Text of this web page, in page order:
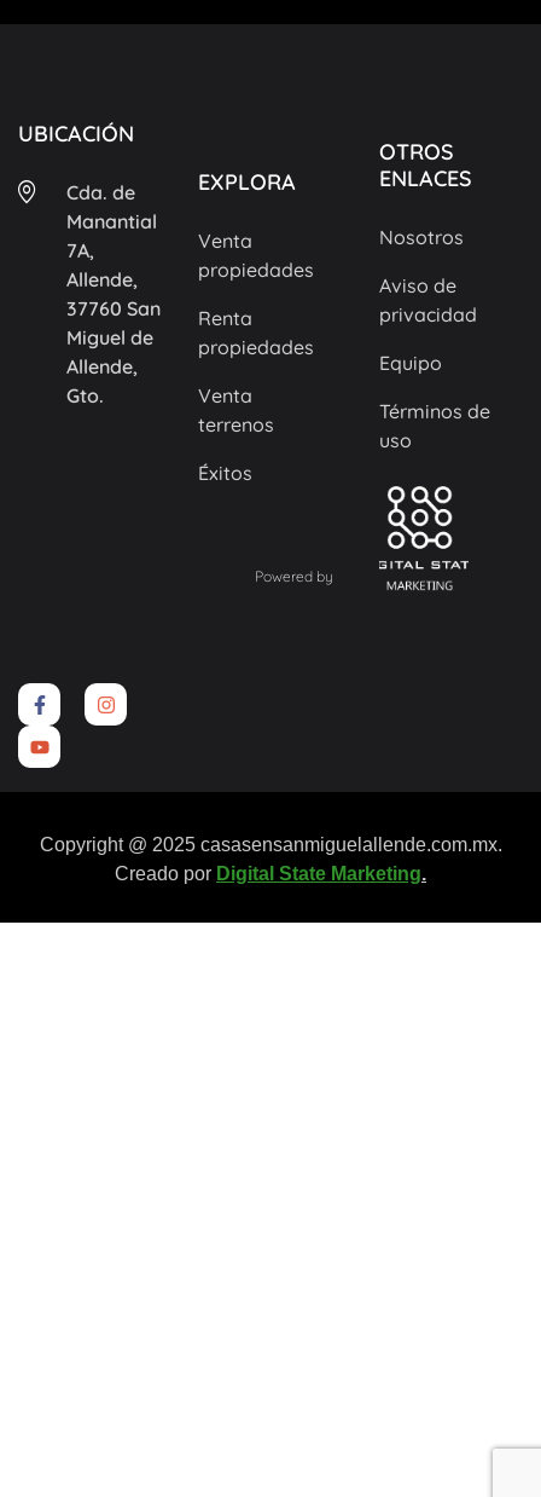
UBICACIÓN
Cda. de
Manantial
7A,
Allende,
37760 San
Miguel de
Allende,
Gto.
EXPLORA
Venta
propiedades
Renta
propiedades
Venta
terrenos
Éxitos
Powered by
OTROS
ENLACES
Nosotros
Aviso de
privacidad
Equipo
Términos de
uso
Copyright @ 2025 casasensanmiguelallende.com.mx.
Creado por Digital State Marketing.